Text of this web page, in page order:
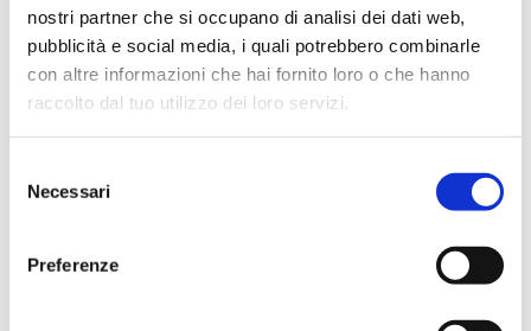
nostri partner che si occupano di analisi dei dati web,
pubblicità e social media, i quali potrebbero combinarle
con altre informazioni che hai fornito loro o che hanno
raccolto dal tuo utilizzo dei loro servizi.
delNecessari
Preferenze
I suoi workshop in STEP
VIDEO DISPONIBILE